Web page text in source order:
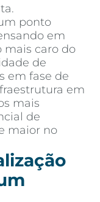
ponto
em
mais caro do
de
em fase de
em
mais
de
maior no